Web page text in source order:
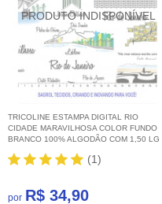
TRICOLINE ESTAMPA DIGITAL RIO
CIDADE MARAVILHOSA COLOR FUNDO
BRANCO 100% ALGODÃO COM 1,50 LG
(1)
por R$ 34,90